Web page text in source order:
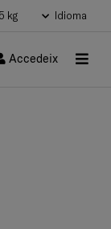
kg Idioma
Accedeix